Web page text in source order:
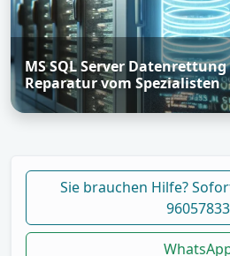
MS SQL Server
Reparatur vom Spezialisten
Sie brauchen Hilfe?
96057833